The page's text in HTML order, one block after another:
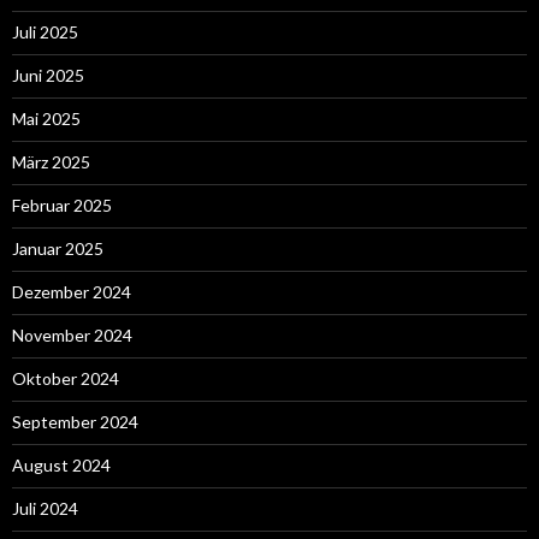
Juli 2025
Juni 2025
Mai 2025
März 2025
Februar 2025
Januar 2025
Dezember 2024
November 2024
Oktober 2024
September 2024
August 2024
Juli 2024